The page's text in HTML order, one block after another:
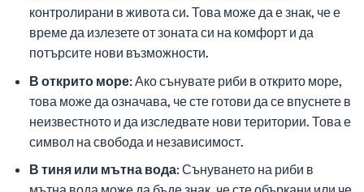
контролирани в живота си. Това може да е знак, че е
време да излезете от зоната си на комфорт и да
потърсите нови възможности.
В открито море:Ако сънувате риби в открито море,
това може да означава, че сте готови да се впуснете в
неизвестното и да изследвате нови територии. Това е
символ на свобода и независимост.
В тиня или мътна вода:Сънуването на риби в